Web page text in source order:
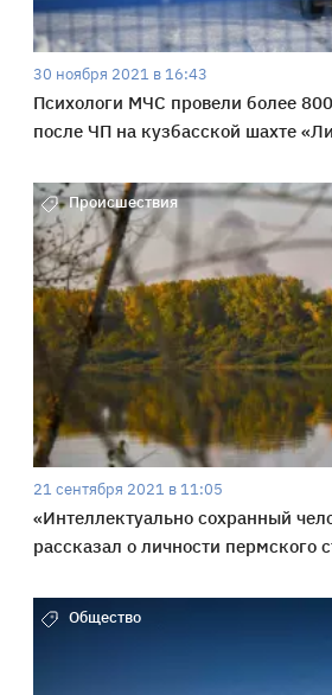
30 ноября 2021 в 16:43
Психологи МЧС провели более
после ЧП на кузбасской шахте
Происшествия
21 сентября 2021 в 11:05
«Интеллектуально сохранный
рассказал о личности пермского
Общество